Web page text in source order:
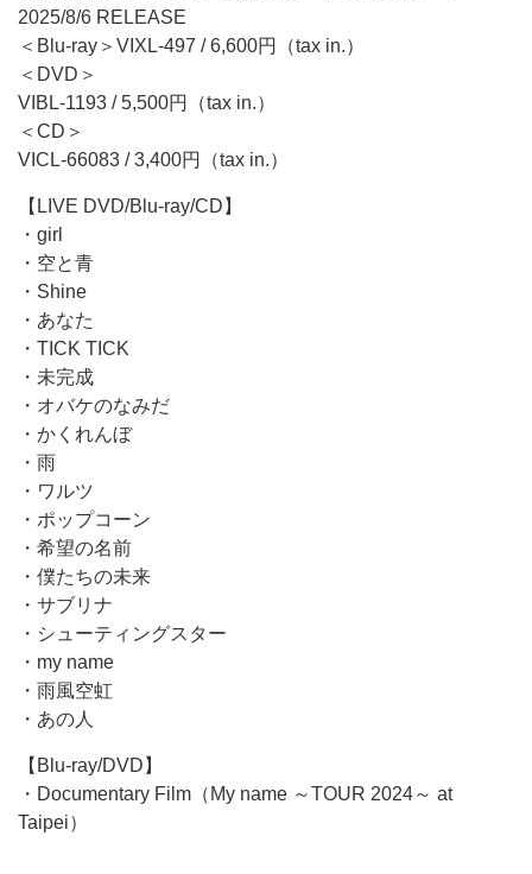
2025/8/6 RELEASE
＜Blu-ray＞VIXL-497 / 6,600円（tax in.）
＜DVD＞
VIBL-1193 / 5,500円（tax in.）
＜CD＞
VICL-66083 / 3,400円（tax in.）
【LIVE DVD/Blu-ray/CD】
・girl
・空と青
・Shine
・あなた
・TICK TICK
・未完成
・オバケのなみだ
・かくれんぼ
・雨
・ワルツ
・ポップコーン
・希望の名前
・僕たちの未来
・サブリナ
・シューティングスター
・my name
・雨風空虹
・あの人
【Blu-ray/DVD】
・Documentary Film（My name ～TOUR 2024～ at
Taipei）